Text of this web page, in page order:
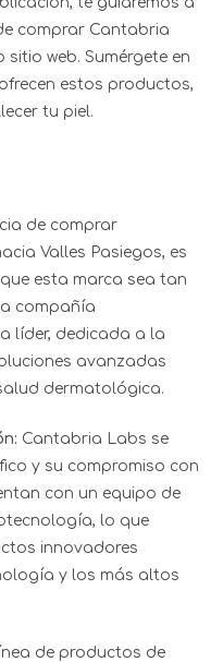
comprar Cantabria
sitio web. Sumérgete en
estos productos,
tu piel.
de comprar
Valles Pasiegos, es
esta marca sea tan
compañía
líder, dedicada a la
avanzadas
dermatológica.
Cantabria Labs se
y su compromiso con
con un equipo de
lo que
innovadores
y los más altos
de productos de